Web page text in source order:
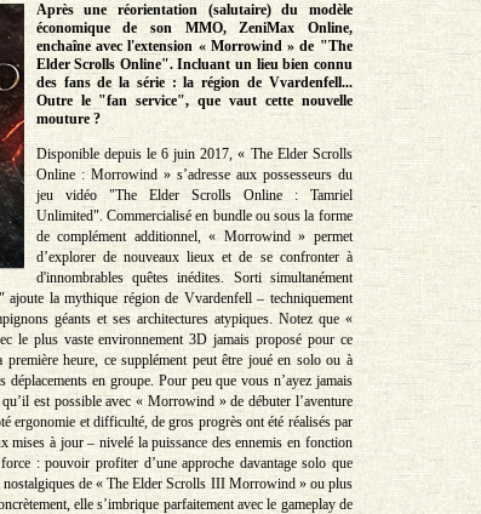
Après une réorientation (salutaire) du modèle
économique de son MMO, ZeniMax Online,
enchaîne avec l'extension « Morrowind » de "The
Elder Scrolls Online". Incluant un lieu bien connu
des fans de la série : la région de Vvardenfell...
Outre le "fan service", que vaut cette nouvelle
mouture ?
Disponible depuis le 6 juin 2017, « The Elder Scrolls
Online : Morrowind » s’adresse aux possesseurs du
jeu vidéo "The Elder Scrolls Online : Tamriel
Unlimited". Commercialisé en bundle ou sous la forme
de complément additionnel, « Morrowind » permet
d’explorer de nouveaux lieux et de se confronter à
d'innombrables quêtes inédites. Sorti simultanément
la mythique région de Vvardenfell – techniquement
géants et ses architectures atypiques. Notez que «
le plus vaste environnement 3D jamais proposé pour ce
heure, ce supplément peut être joué en solo ou à
en groupe. Pour peu que vous n’ayez jamais
est possible avec « Morrowind » de débuter l’aventure
ergonomie et difficulté, de gros progrès ont été réalisés par
mises à jour – nivelé la puissance des ennemis en fonction
: pouvoir profiter d’une approche davantage solo que
de « The Elder Scrolls III Morrowind » ou plus
elle s’imbrique parfaitement avec le gameplay de